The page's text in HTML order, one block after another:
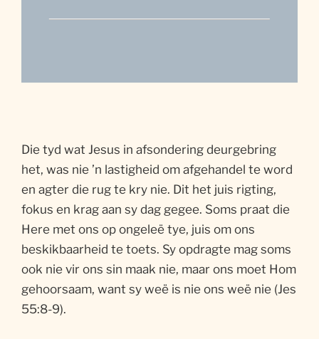
Die tyd wat Jesus in afsondering deurgebring
het, was nie ’n lastigheid om afgehandel te word
en agter die rug te kry nie. Dit het juis rigting,
fokus en krag aan sy dag gegee. Soms praat die
Here met ons op ongeleë tye, juis om ons
beskikbaarheid te toets. Sy opdragte mag soms
ook nie vir ons sin maak nie, maar ons moet Hom
gehoorsaam, want sy weë is nie ons weë nie (Jes
55:8-9).